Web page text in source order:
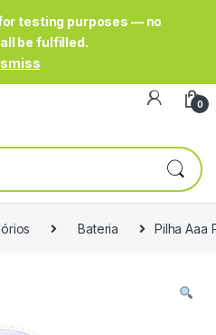
0
Bateria Pilha Aaa
testing purposes — no
be fulfilled.